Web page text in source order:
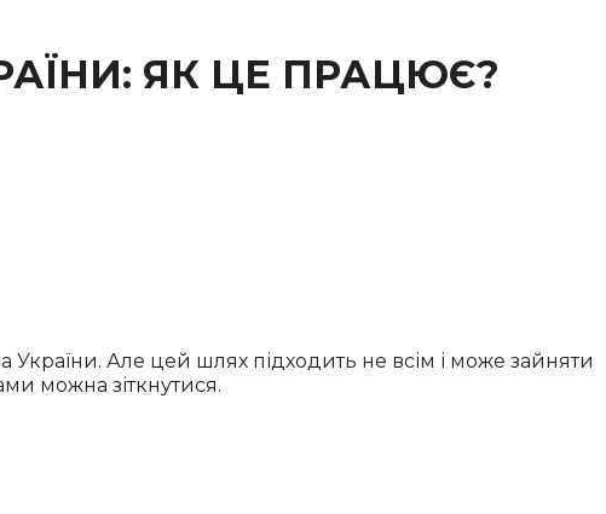
ЯК ЦЕ ПРАЦЮЄ?
України. Але цей шлях підходить не всім і може зайняти
можна зіткнутися.